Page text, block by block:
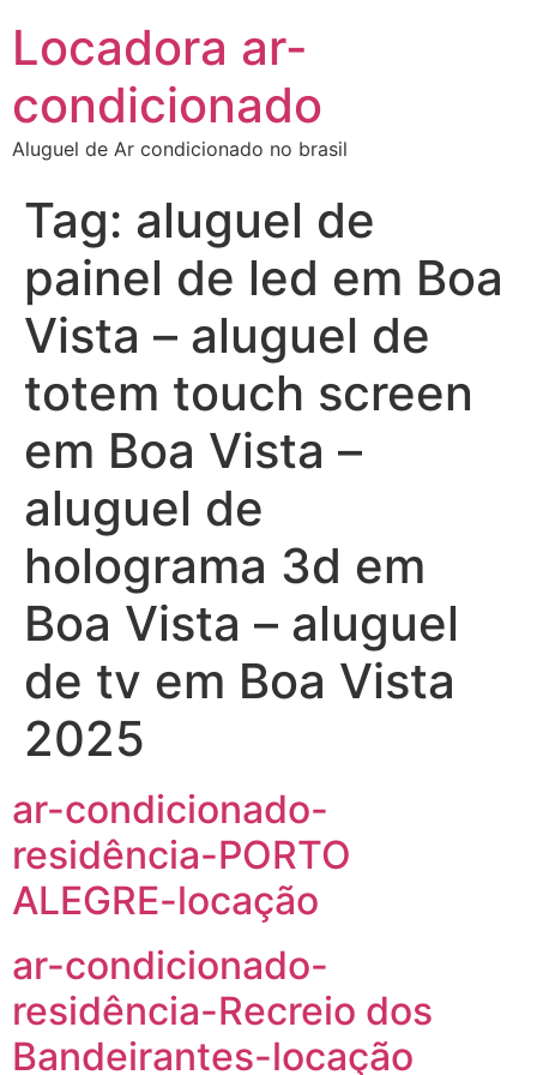
Locadora ar-
condicionado
Aluguel de Ar condicionado no brasil
Tag: aluguel de
painel de led em Boa
Vista – aluguel de
totem touch screen
em Boa Vista –
aluguel de
holograma 3d em
Boa Vista – aluguel
de tv em Boa Vista
2025
ar-condicionado-
residência-PORTO
ALEGRE-locação
ar-condicionado-
residência-Recreio dos
Bandeirantes-locação